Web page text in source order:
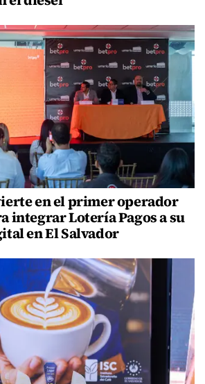
en el primer operador
integrar Lotería Pagos a su
en El Salvador